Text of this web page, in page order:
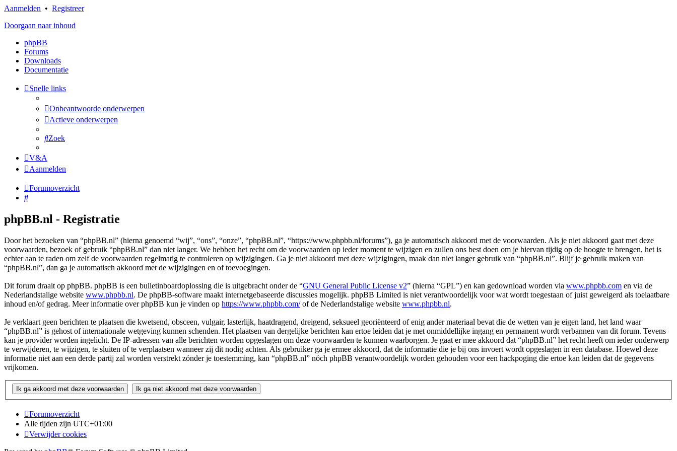
Aanmelden • Registreer
Doorgaan naar inhoud
phpBB
Forums
Downloads
Documentatie
Snelle links
Onbeantwoorde onderwerpen
Actieve onderwerpen
Zoek
V&A
Aanmelden
Forumoverzicht
Zoek
phpBB.nl - Registratie
Door het bezoeken van “phpBB.nl” (hierna genoemd “wij”, “ons”, “onze”, “phpBB.nl”, “https://www.phpbb.nl/forums”), ga je automatisch akkoord met de voorwaarden. Als je niet akkoord gaat met deze
voorwaarden, bezoek of gebruik “phpBB.nl” dan niet langer. We hebben het recht om de voorwaarden op ieder moment te wijzigen en zullen ons best doen om je hiervan tijdig op de hoogte te brengen, het is
echter aan te raden om zelf de voorwaarden regelmatig te controleren op wijzigingen. Ga je niet akkoord met deze wijzigingen, maak dan niet langer gebruik van “phpBB.nl”. Blijf je gebruik maken van
“phpBB.nl”, dan ga je automatisch akkoord met de wijzigingen en of toevoegingen.
Dit forum draait op phpBB. phpBB is een bulletinboardoplossing die is uitgebracht onder de “GNU General Public License v2” (hierna “GPL”) en kan gedownload worden via www.phpbb.com en via de
Nederlandstalige website www.phpbb.nl. De phpBB-software maakt internetgebaseerde discussies mogelijk. phpBB Limited is niet verantwoordelijk voor wat wordt toegestaan of juist geweigerd als toelaatbare
inhoud en/of gedrag. Meer informatie over phpBB kun je vinden op https://www.phpbb.com/of de Nederlandstalige website www.phpbb.nl.
Je verklaart geen berichten te plaatsen die kwetsend, obsceen, vulgair, lasterlijk, haatdragend, dreigend, seksueel georiënteerd of enig ander materiaal bevat die de wetten van je eigen land, het land waar
“phpBB.nl” is gehost of internationale wetgeving kunnen schenden. Het plaatsen van dergelijke berichten kan ertoe leiden dat je met onmiddellijke ingang en permanent wordt verbannen van dit forum. Tevens
kan je provider worden ingelicht. De IP-adressen van alle berichten worden opgeslagen om deze voorwaarden te kunnen waarborgen. Je gaat er mee akkoord dat “phpBB.nl” het recht heeft om ieder onderwerp
te verwijderen, te wijzigen, te sluiten of te verplaatsen wanneer zij dit nodig achten. Als gebruiker ga je ermee akkoord, dat de informatie die je bij ons invoert wordt opgeslagen in een database. Hoewel deze
informatie niet aan een derde partij zal worden verstrekt zónder je toestemming, kan “phpBB.nl” nóch phpBB verantwoordelijk worden gehouden voor een hackpoging die ertoe kan leiden dat de gegevens
vrijkomen.
Forumoverzicht
Alle tijden zijn UTC+01:00
Verwijder cookies